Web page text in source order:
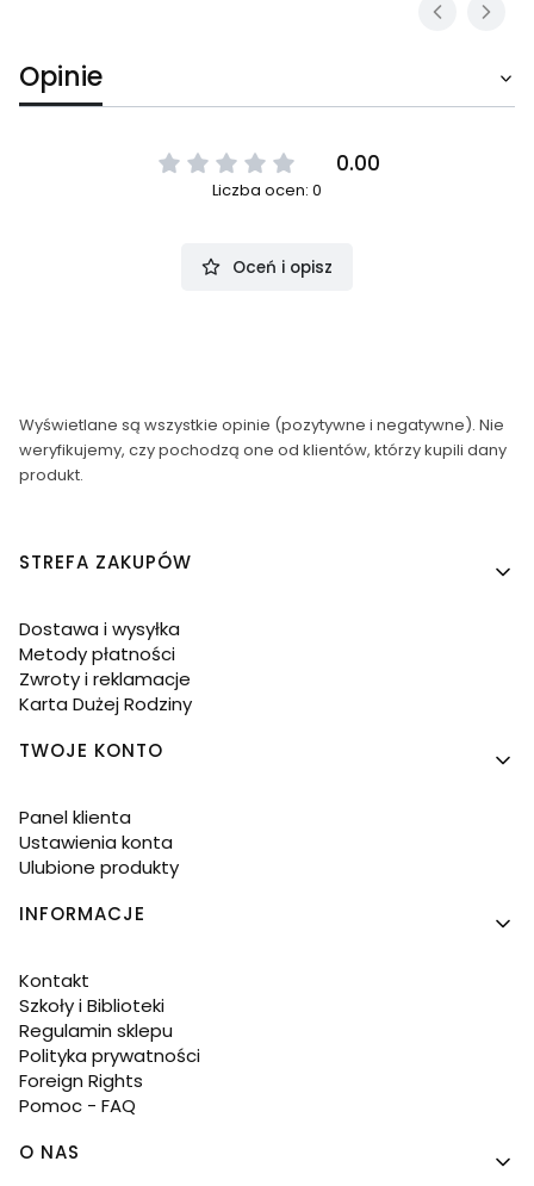
Opinie
0.00
Liczba ocen: 0
Oceń i opisz
Wyświetlane są wszystkie opinie (pozytywne i negatywne). Nie
weryfikujemy, czy pochodzą one od klientów, którzy kupili dany
produkt.
Linki w stopce
STREFA ZAKUPÓW
Dostawa i wysyłka
Metody płatności
Zwroty i reklamacje
Karta Dużej Rodziny
TWOJE KONTO
Panel klienta
Ustawienia konta
Ulubione produkty
INFORMACJE
Kontakt
Szkoły i Biblioteki
Regulamin sklepu
Polityka prywatności
Foreign Rights
Pomoc - FAQ
O NAS